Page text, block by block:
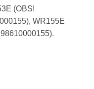
(OBS!
WR155E